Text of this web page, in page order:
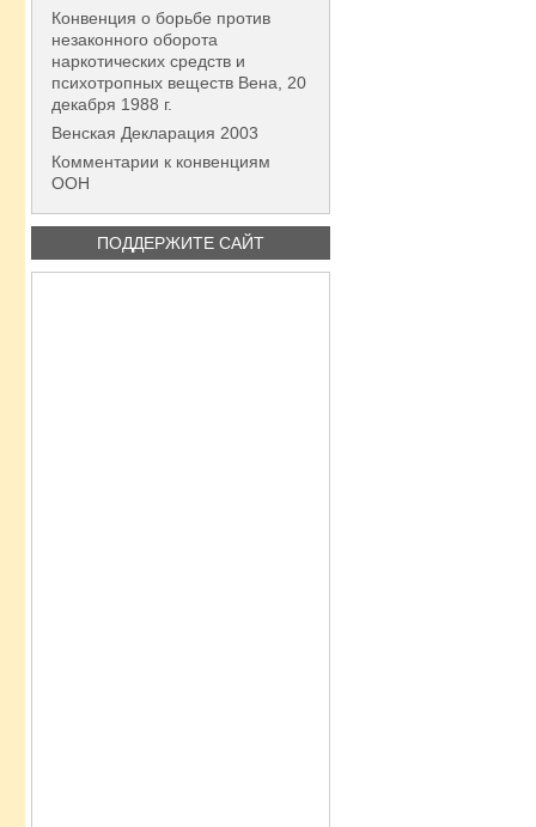
Конвенция о борьбе против
незаконного оборота
наркотических средств и
психотропных веществ Вена, 20
декабря 1988 г.
Венская Декларация 2003
Комментарии к конвенциям
ООН
ПОДДЕРЖИТЕ САЙТ